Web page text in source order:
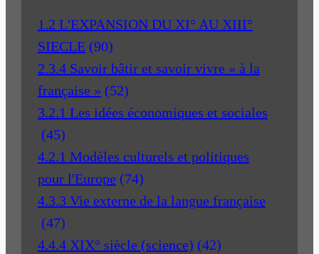
1.2 L'EXPANSION DU XI° AU XIII°
SIECLE (90)
2.3.4 Savoir bâtir et savoir vivre « à la
française » (52)
3.2.1 Les idées économiques et sociales
(45)
4.2.1 Modèles culturels et politiques
pour l'Europe (74)
4.3.3 Vie externe de la langue française
(47)
4.4.4 XIX° siècle (science) (42)